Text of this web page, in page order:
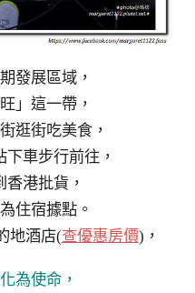
發展區域，
」這一帶，
逛街吃美食，
車步行前往，
港批貨，
住宿據點。
地酒店(查優惠房價)，
為使命，